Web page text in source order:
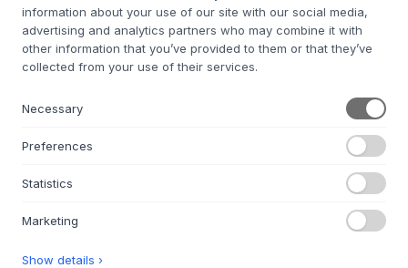
JULIE DAMHUS
Toto Plate
170,36 zł
JULIE DAMHUS
CZAS DOSTAWY 4-6 TYGODNI
information about your use of our site with our social media,
advertising and analytics partners who may combine it with
other information that you’ve provided to them or that they’ve
collected from your use of their services.
Necessary
Preferences
Statistics
Marketing
Show details ›